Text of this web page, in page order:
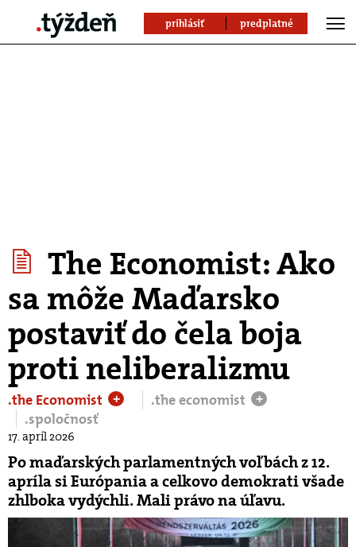
prihlásiť predplatné
The Economist: Ako
sa môže Maďarsko
postaviť do čela boja
proti neliberalizmu
.the Economist + .the economist +
.spoločnosť
17. apríl 2026
Po maďarských parlamentných voľbách z 12.
apríla si Európania a celkovo demokrati všade
zhlboka vydýchli. Mali právo na úľavu.